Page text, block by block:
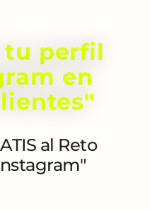
tu perfil
en
al Reto